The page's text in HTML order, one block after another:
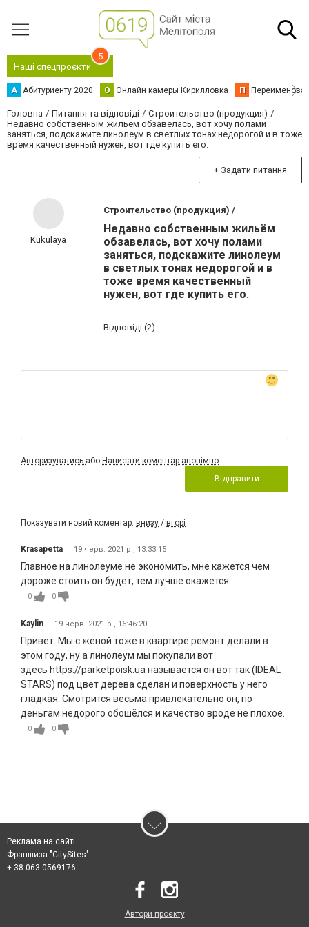
Наші спецпроєкти
5
А Абитуриенту 2020 О Онлайн камеры Кирилловка П
Головна Питання та відповіді
Строительство (продукция)
Недавно собственным жильём обзавелась, вот хочу полами
заняться, подскажите линолеум в светлых тонах недорогой и в тоже
время качественный нужен, вот где купить его.
+ Задати питання
Kukulaya
Строительство (продукция) /
Недавно собственным жильём
обзавелась, вот хочу полами
заняться, подскажите линолеум
в светлых тонах недорогой и в
тоже время качественный
нужен, вот где купить его.
Відповіді (2)
Авторизуватись або Написати коментар анонімно
Відправити
Показувати новий коментар: внизу / вгорі
Krasapetta 19 черв. 2021 р., 13:33:15
Главное на линолеуме не экономить, мне кажется чем
дороже стоить он будет, тем лучше окажется.
0 0
Kaylin 19 черв. 2021 р., 16:46:20
Привет. Мы с женой тоже в квартире ремонт делали в
этом году, ну а линолеум мы покупали вот
здесь https://parketpoisk.ua называется он вот так (IDEAL
STARS) под цвет дерева сделан и поверхность у него
гладкая. Смотрится весьма привлекательно он, по
деньгам недорого обошёлся и качество вроде не плохое.
0 0
Реклама на сайті
Франшиза "CitySites"
+ 38 063 0569176
Автори проєкту